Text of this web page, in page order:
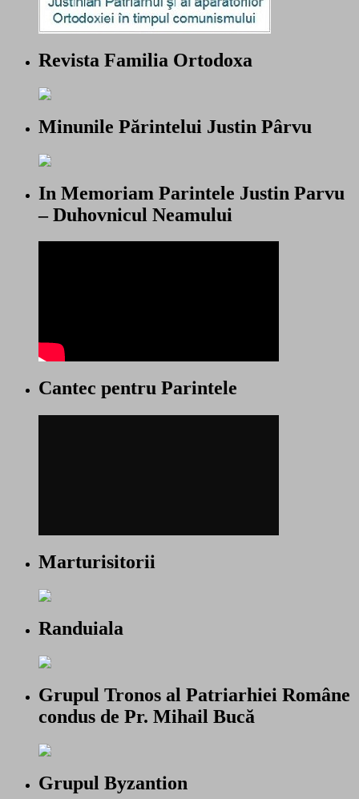
Revista Familia Ortodoxa
Minunile Părintelui Justin Pârvu
In Memoriam Parintele Justin Parvu
– Duhovnicul Neamului
Cantec pentru Parintele
Marturisitorii
Randuiala
Grupul Tronos al Patriarhiei Române
condus de Pr. Mihail Bucă
Grupul Byzantion